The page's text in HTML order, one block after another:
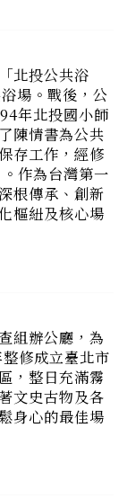
場。戰後，公
年北投國小師
陳情書為公共
存工作，經修
作為台灣第一
根傳承、創新
樞紐及核心場
修成立臺北市
，整日充滿霧
文史古物及各
身心的最佳場